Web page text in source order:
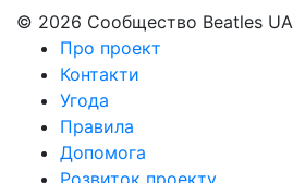
© 2026 Сообщество Beatles UA
Про проект
Контакти
Угода
Правила
Допомога
Розвиток проекту